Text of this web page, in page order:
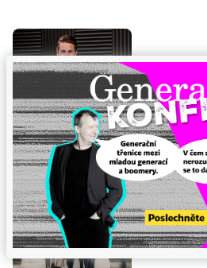
PODCAST
Na vlně podnikání
ředitelem firmy VR Rescue
1 minuta čtení